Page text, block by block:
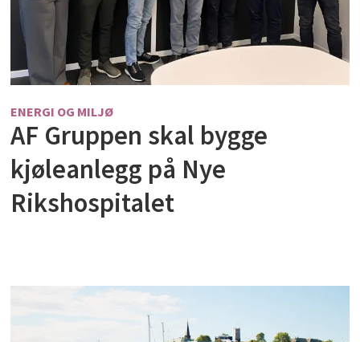
ENERGI OG MILJØ
AF Gruppen skal bygge
kjøleanlegg på Nye
Rikshospitalet